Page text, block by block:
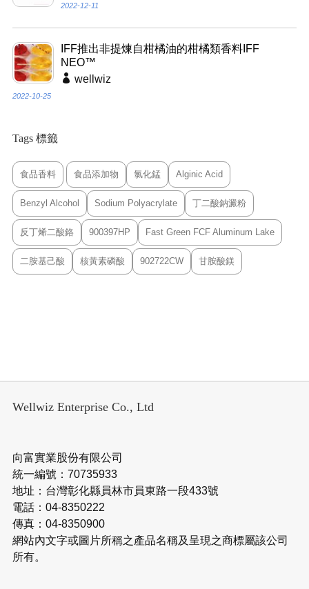
2022-12-11
IFF推出非提煉自柑橘油的柑橘類香料IFF
NEO™
wellwiz
2022-10-25
Tags 標籤
食品香料 食品添加物 氯化錳 Alginic Acid
Benzyl Alcohol Sodium Polyacrylate 丁二酸鈉澱粉
反丁烯二酸鉻 900397HP Fast Green FCF Aluminum Lake
二胺基己酸 核黃素磷酸 902722CW 甘胺酸鎂
Wellwiz Enterprise Co., Ltd
向富實業股份有限公司
統一編號：70735933
地址：台灣彰化縣員林市員東路一段433號
電話：04-8350222
傳真：04-8350900
網站內文字或圖片所稱之產品名稱及呈現之商標屬該公司
所有。